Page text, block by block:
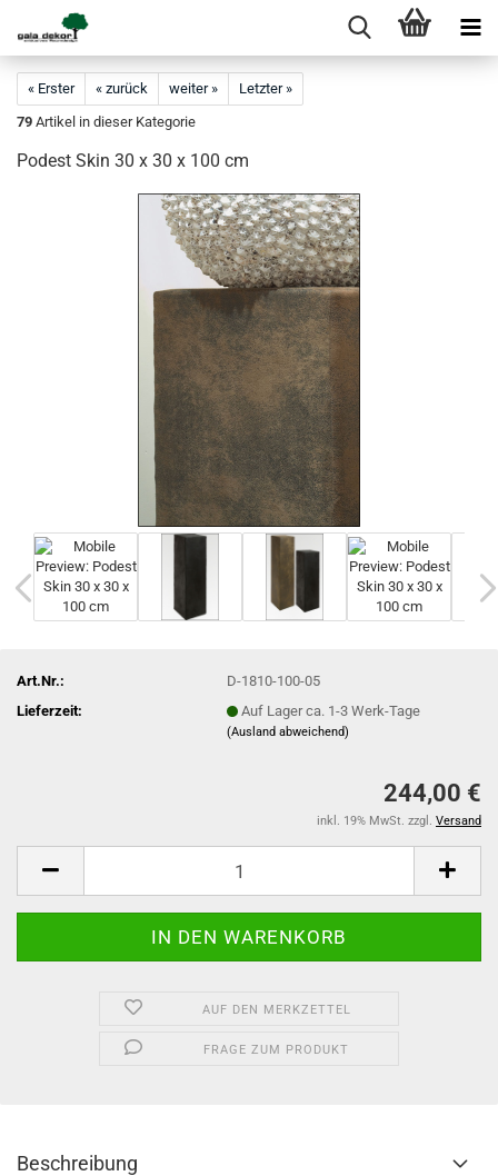
« Erster « zurück weiter »
Letzter »
79 Artikel in dieser Kategorie
Podest Skin 30 x 30 x 100 cm
Art.Nr.:
D-1810-100-05
Lieferzeit:
Auf Lager ca. 1-3 Werk-Tage
(Ausland abweichend)
244,00 €
inkl. 19% MwSt. zzgl. Versand
AUF DEN MERKZETTEL
FRAGE ZUM PRODUKT
Beschreibung